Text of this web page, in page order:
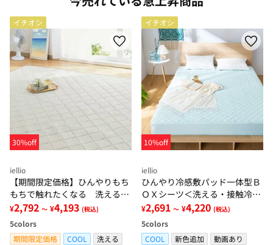
イチオシ
30%off
iellio
【期間限定価格】ひんやりもち
もちで触れたくなる 洗えるラ
グ＜低反発・滑りにくい・接触
冷感・防ダニ・カーペット＞
¥2,792 ～ ¥4,193 (税込)
5colors
期間限定価格
COOL
洗える
イチオシ
10%off
iellio
ひんやり冷感敷パッド一体型Ｂ
ＯＸシーツ＜洗える・接触冷
感・抗菌防臭・時短・家事楽・
ボックスシーツ・寝苦しさ対策
＞
¥2,691 ～ ¥4,220 (税込)
5colors
COOL
新色追加
動画あり